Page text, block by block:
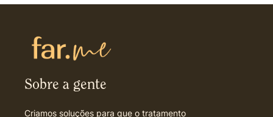
Sobre a gente
Criamos soluções para que o tratamento